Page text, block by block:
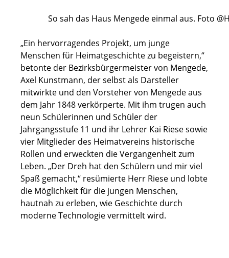
So sah das Haus Mengede einmal aus. Foto
„Ein hervorragendes Projekt, um junge
Menschen für Heimatgeschichte zu begeistern,“
betonte der Bezirksbürgermeister von Mengede,
Axel Kunstmann, der selbst als Darsteller
mitwirkte und den Vorsteher von Mengede aus
dem Jahr 1848 verkörperte. Mit ihm trugen auch
neun Schülerinnen und Schüler der
Jahrgangsstufe 11 und ihr Lehrer Kai Riese sowie
vier Mitglieder des Heimatvereins historische
Rollen und erweckten die Vergangenheit zum
Leben. „Der Dreh hat den Schülern und mir viel
Spaß gemacht,“ resümierte Herr Riese und lobte
die Möglichkeit für die jungen Menschen,
hautnah zu erleben, wie Geschichte durch
moderne Technologie vermittelt wird.